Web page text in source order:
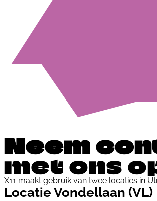
Neem
met ons
X11 maakt gebruik van twee locaties in
Locatie Vondellaan (VL)